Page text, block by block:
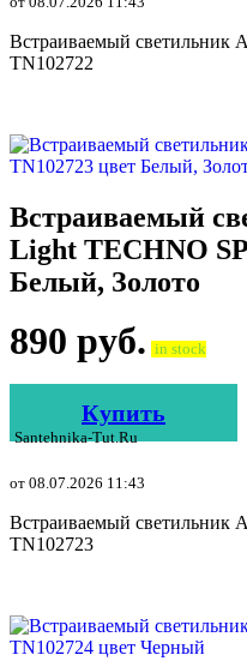
Встраиваемый светильник
TN102722
Встраиваемый
Light TECHNO
Белый, Золото
890 руб. in stock
Купить
Santehnika-Tut.ru
от 08.07.2026 11:43
Встраиваемый светильник
TN102723